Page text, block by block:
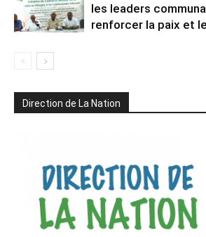
les leaders
renforcer la paix et
Direction de La Nation